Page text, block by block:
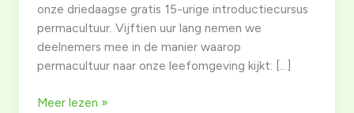
onze driedaagse gratis 15-urige introductiecursus
permacultuur. Vijftien uur lang nemen we
deelnemers mee in de manier waarop
permacultuur naar onze leefomgeving kijkt: […]
Nog
Meer lezen »